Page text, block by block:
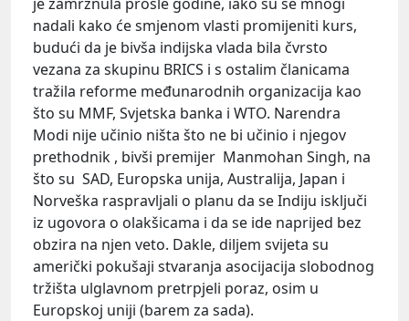
nadali kako će smjenom vlasti promijeniti kurs,
budući da je bivša indijska vlada bila čvrsto
vezana za skupinu BRICS i s ostalim članicama
tražila reforme međunarodnih organizacija kao
što su MMF, Svjetska banka i WTO. Narendra
Modi nije učinio ništa što ne bi učinio i njegov
prethodnik , bivši premijer Manmohan Singh, na
što su SAD, Europska unija, Australija, Japan i
Norveška raspravljali o planu da se Indiju isključi
iz ugovora o olakšicama i da se ide naprijed bez
obzira na njen veto. Dakle, diljem svijeta su
američki pokušaji stvaranja asocijacija slobodnog
tržišta ulglavnom pretrpjeli poraz, osim u
Europskoj uniji (barem za sada).